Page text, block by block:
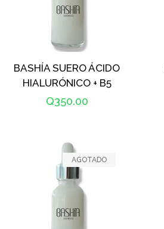
BASHÍA SUERO ÁCIDO
HIALURÓNICO + B5
Precio
Q350.00
AGOTADO